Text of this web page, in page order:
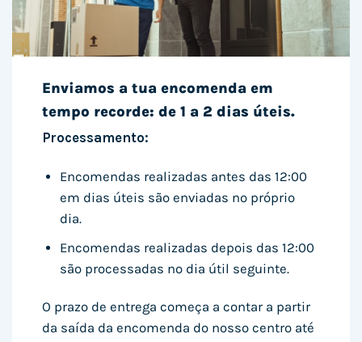
Enviamos a tua encomenda em
tempo recorde: de 1 a 2 dias úteis.
Processamento:
Encomendas realizadas antes das 12:00
em dias úteis são enviadas no próprio
dia.
Encomendas realizadas depois das 12:00
são processadas no dia útil seguinte.
O prazo de entrega começa a contar a partir
da saída da encomenda do nosso centro até